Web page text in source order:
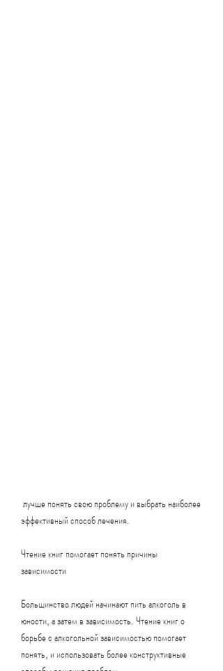
эффективный способ лечения.
Чтение книг помогает понять причины
зависимости
Большинство людей начинают пить алкоголь в
юности, а затем в зависимость. Чтение книг о
борьбе с алкогольной зависимостью помогает
понять, и использовать более конструктивные